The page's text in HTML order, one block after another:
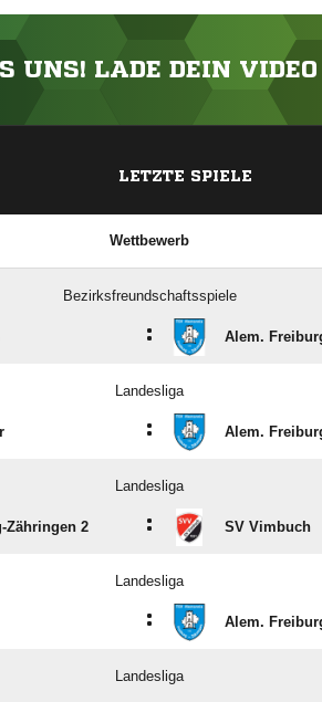
UNS! LADE DEIN VIDEO
LETZTE SPIELE
Wettbewerb
Bezirksfreundschaftsspiele
: Alem.
Landesliga
: Alem.
Landesliga
Zähringen 2 : SV Vimbuch
Landesliga
: Alem.
Landesliga